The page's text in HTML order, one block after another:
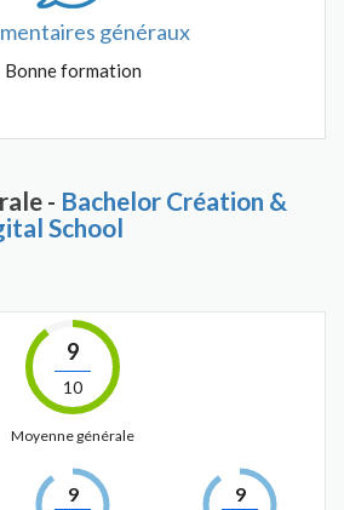
généraux
Bonne formation
- Bachelor Création &
School
9
10
Moyenne générale
9 9